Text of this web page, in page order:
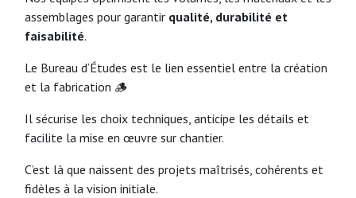
assemblages pour garantir qualité, durabilité et
faisabilité.
Le Bureau d’Études est le lien essentiel entre la création
et la fabrication 🪵
Il sécurise les choix techniques, anticipe les détails et
facilite la mise en œuvre sur chantier.
C’est là que naissent des projets maîtrisés, cohérents et
fidèles à la vision initiale.